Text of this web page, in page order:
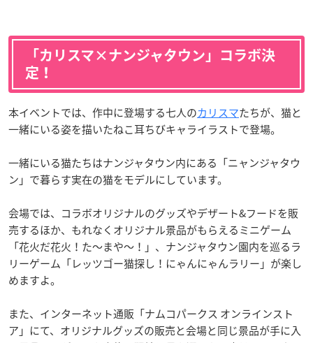
「カリスマ×ナンジャタウン」コラボ決
定！
本イベントでは、作中に登場する七人のカリスマたちが、猫と
一緒にいる姿を描いたねこ耳ちびキャライラストで登場。
一緒にいる猫たちはナンジャタウン内にある「ニャンジャタウ
ン」で暮らす実在の猫をモデルにしています。
会場では、コラボオリジナルのグッズやデザート&フードを販
売するほか、もれなくオリジナル景品がもらえるミニゲーム
「花火だ花火！た～まや～！」、ナンジャタウン園内を巡るラ
リーゲーム「レッツゴー猫探し！にゃんにゃんラリー」が楽し
めますよ。
また、インターネット通販「ナムコパークス オンラインスト
ア」にて、オリジナルグッズの販売と会場と同じ景品が手に入